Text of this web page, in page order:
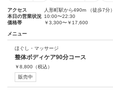
アクセス
人形町駅から490m （徒歩7分）
本日の営業状況 10:00〜22:30
価格帯
￥3,300〜￥17,600
メニュー
ほぐし・マッサージ
整体ボディケア90分コース
￥8,800 （税込）
販売中